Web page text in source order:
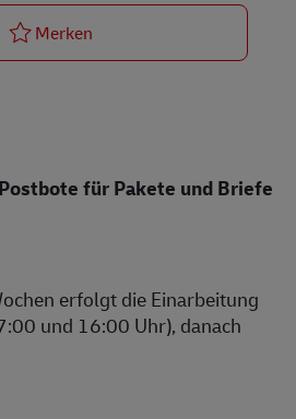
Merken
für Pakete und Briefe
erfolgt die Einarbeitung
und 16:00 Uhr), danach